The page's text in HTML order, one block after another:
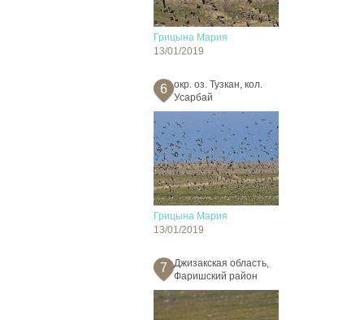
Грицына Мария
13/01/2019
6
окр. оз. Тузкан, кол.
Усарбай
Грицына Мария
13/01/2019
7
Джизакская область,
Фаришский район